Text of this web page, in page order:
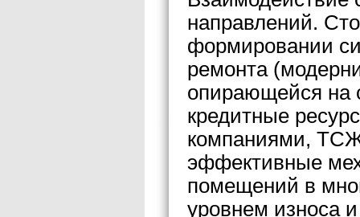
направлений.
формировании
ремонта
опирающейся на
кредитные
компаниями,
эффективные
помещений в
уровнем износа